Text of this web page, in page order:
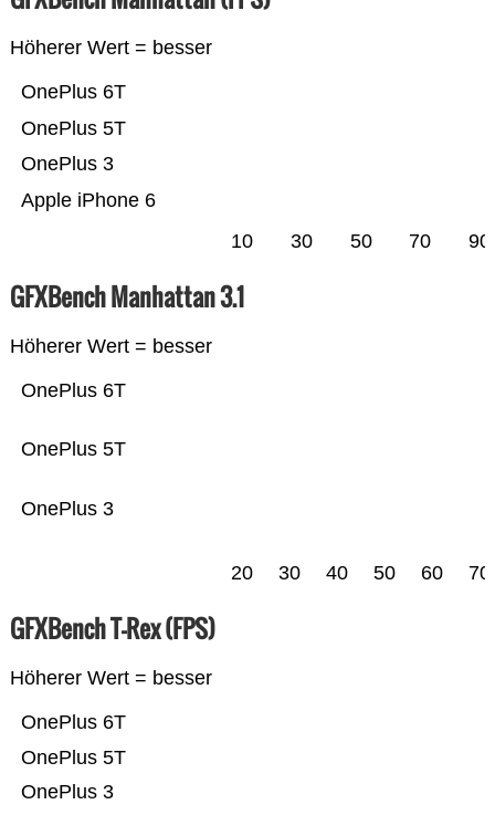
Höherer Wert = besser
Apple iPhone 6
OnePlus 3
OnePlus 5T
OnePlus 6T
10 30 50 70 90
GFXBench Manhattan 3.1
Höherer Wert = besser
OnePlus 3
OnePlus 5T
OnePlus 6T
20 30 40 50 60 70
GFXBench T-Rex (FPS)
Höherer Wert = besser
OnePlus 3
OnePlus 5T
OnePlus 6T